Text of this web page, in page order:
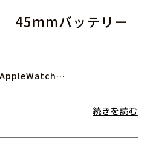
バッテリー
:AppleWatch…
続きを読む